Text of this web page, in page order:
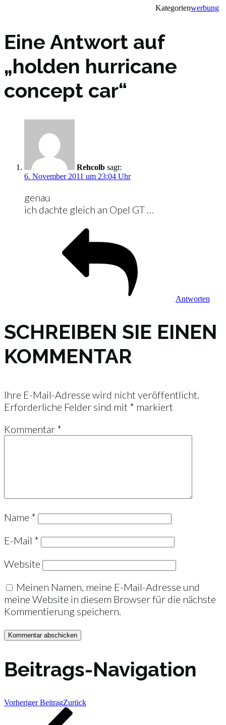
Kategorienwerbung
Eine Antwort auf
„holden hurricane
concept car“
Rehcolb sagt:
6. November 2011 um 23:04 Uhr
genau
ich dachte gleich an Opel GT …
Antworten
SCHREIBEN SIE EINEN
KOMMENTAR
Ihre E-Mail-Adresse wird nicht veröffentlicht.
Erforderliche Felder sind mit * markiert
Kommentar *
Name *
E-Mail *
Website
Meinen Namen, meine E-Mail-Adresse und
meine Website in diesem Browser für die nächste
Kommentierung speichern.
Beitrags-Navigation
Vorheriger BeitragZurück